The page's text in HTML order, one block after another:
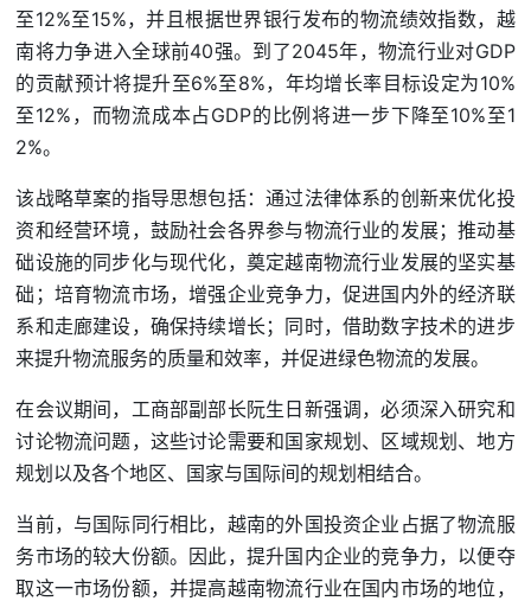
至12%至15%，并且根据世界银行发布的物流绩效指数，越
南将力争进入全球前40强。到了2045年，物流行业对GDP
的贡献预计将提升至6%至8%，年均增长率目标设定为10%
至12%，而物流成本占GDP的比例将进一步下降至10%至1
2%。
该战略草案的指导思想包括：通过法律体系的创新来优化投
资和经营环境，鼓励社会各界参与物流行业的发展；推动基
础设施的同步化与现代化，奠定越南物流行业发展的坚实基
础；培育物流市场，增强企业竞争力，促进国内外的经济联
系和走廊建设，确保持续增长；同时，借助数字技术的进步
来提升物流服务的质量和效率，并促进绿色物流的发展。
在会议期间，工商部副部长阮生日新强调，必须深入研究和
讨论物流问题，这些讨论需要和国家规划、区域规划、地方
规划以及各个地区、国家与国际间的规划相结合。
当前，与国际同行相比，越南的外国投资企业占据了物流服
务市场的较大份额。因此，提升国内企业的竞争力，以便夺
取这一市场份额，并提高越南物流行业在国内市场的地位，